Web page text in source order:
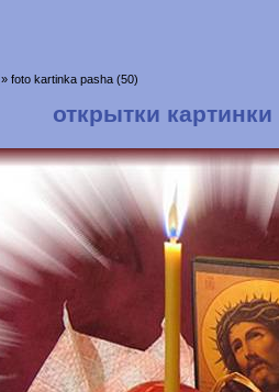
» foto kartinka pasha (50)
открытки